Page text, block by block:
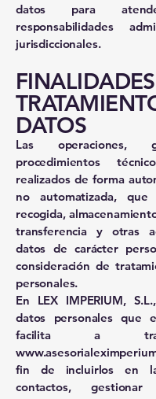
datos para
responsabilidades
jurisdiccionales.
DATOS
Las operaciones,
procedimientos
realizados de forma
no automatizada,
recogida,
transferencia y otras
datos de carácter
consideración de
personales.
En LEX IMPERIUM,
datos personales que
facilita a
fin de incluirlos en
contactos,